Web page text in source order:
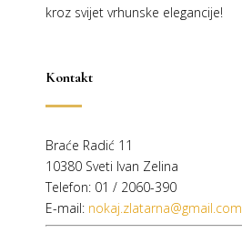
kroz svijet vrhunske elegancije!
Kontakt
Braće Radić 11
10380 Sveti Ivan Zelina
Telefon: 01 / 2060-390
E-mail: nokaj.zlatarna@gmail.com